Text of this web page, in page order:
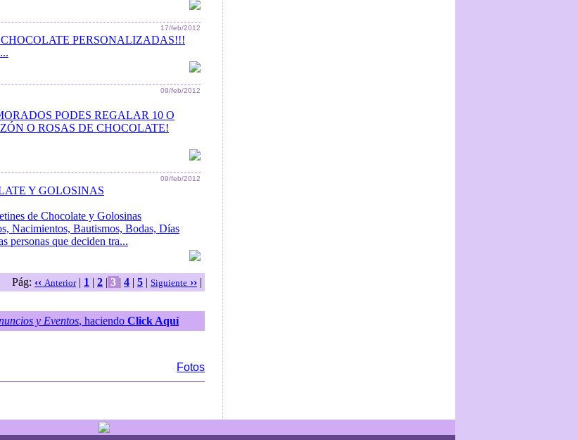
17/feb/2012
PERSONALIZADAS!!!
09/feb/2012
PODES REGALAR 10 O
O ROSAS DE CHOCOLATE!
09/feb/2012
Y GOLOSINAS
de Chocolate y Golosinas
Nacimientos, Bautismos, Bodas, Días
personas que deciden tra...
Pág: ‹‹ Anterior| 1 | 2 | 3 | 4 | 5 | Siguiente ›› |
y Eventos, haciendo Click Aquí
Fotos